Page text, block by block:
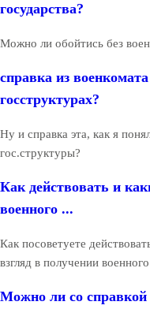
государства?
Можно ли обойтись без
справка из
госструктурах?
Ну и справка эта, как я
гос.структуры?
Как действовать и
военного ...
Как посоветуете
взгляд в получении
Можно ли со справкой